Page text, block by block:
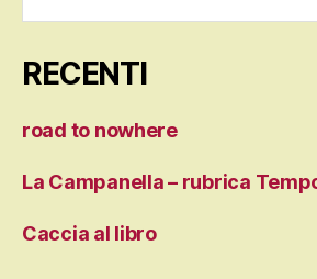
RECENTI
road to nowhere
La Campanella – rubrica
Caccia al libro